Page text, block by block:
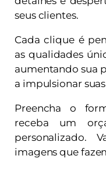
seus clientes.
Cada clique é
as qualidades
aumentando sua
a impulsionar
Preencha o
receba um
personalizado.
imagens que